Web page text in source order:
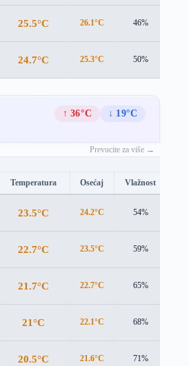
25.5°C 26.1°C 46%
24.7°C 25.3°C 50%
↑ 36°C
↓ 19°C
Prevucite za više →
Temperatura Osećaj Vlažnost
23.5°C 24.2°C 54%
22.7°C 23.5°C 59%
21.7°C 22.7°C 65%
21°C 22.1°C 68%
20.5°C 21.6°C 71%